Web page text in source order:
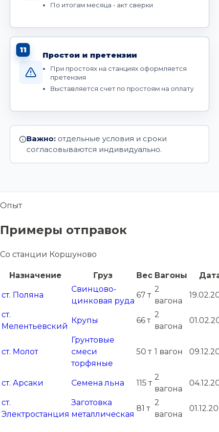
По итогам месяца - акт сверки
11
Простои и претензии
При простоях на станциях оформляется
претензия
Выставляется счет по простоям на оплату
Важно: отдельные условия и сроки
согласовываются индивидуально.
Опыт
Примеры отправок
Со станции Коршуново
Назначение Груз Вес Вагоны
ст. Поляна
Свинцово-
цинковая руда
67 т
2
вагона
ст.
Мелентьевский
Крупы 66 т
2
вагона
ст. Молот
Грунтовые
смеси
торфяные
50 т 1 вагон
ст. Арсаки Семена льна 115 т
2
вагона
ст.
Электростанция
Заготовка
металлическая
81 т
2
вагона